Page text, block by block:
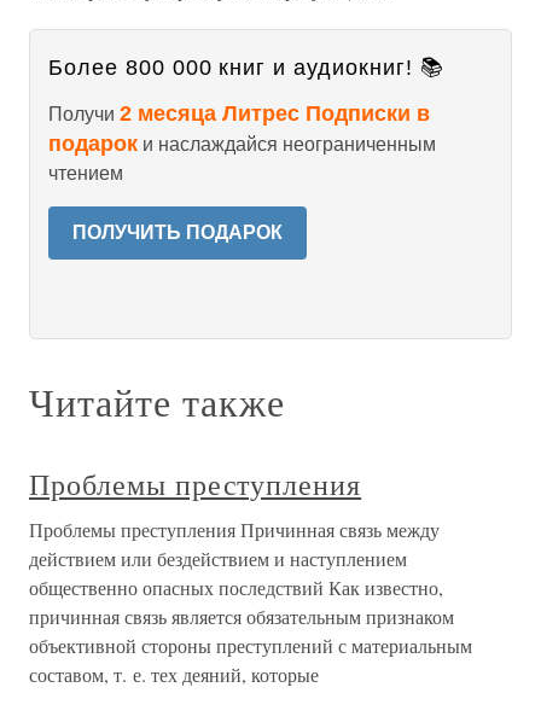
Более 800 000 книг и аудиокниг! 📚
Получи 2 месяца Литрес Подписки в
подарок и наслаждайся неограниченным
чтением
ПОЛУЧИТЬ ПОДАРОК
Читайте также
Проблемы преступления
Проблемы преступления Причинная связь между
действием или бездействием и наступлением
общественно опасных последствий Как известно,
причинная связь является обязательным признаком
объективной стороны преступлений с материальным
составом, т. е. тех деяний, которые